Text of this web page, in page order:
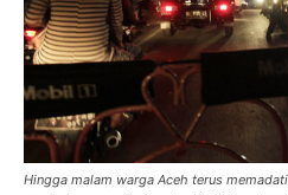
Hingga malam warga Aceh terus